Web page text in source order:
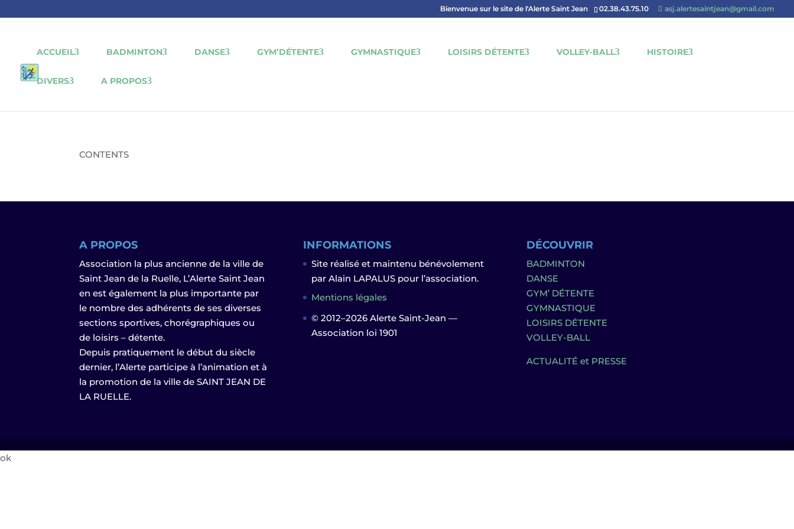
Bienvenue sur le site de l'Alerte Saint Jean 02.38.43.75.10 asj.alertesaintjean@gmail.com
ACCUEIL BADMINTON DANSE GYM’DÉTENTE GYMNASTIQUE LOISIRS DÉTENTE VOLLEY-BALL HISTOIRE
DIVERS A PROPOS
CONTENTS
A PROPOS
Association la plus ancienne de la ville de
Saint Jean de la Ruelle, L’Alerte Saint Jean
en est également la plus importante par
le nombre des adhérents de ses diverses
sections sportives, chorégraphiques ou
de loisirs – détente.
Depuis pratiquement le début du siècle
dernier, l’Alerte participe à l’animation et à
la promotion de la ville de SAINT JEAN DE
LA RUELLE.
INFORMATIONS
Site réalisé et maintenu bénévolement
par Alain LAPALUS pour l’association.
Mentions légales
© 2012–2026 Alerte Saint-Jean —
Association loi 1901
DÉCOUVRIR
BADMINTON
DANSE
GYM’ DÉTENTE
GYMNASTIQUE
LOISIRS DÉTENTE
VOLLEY-BALL
ACTUALITÉ et PRESSE
ok